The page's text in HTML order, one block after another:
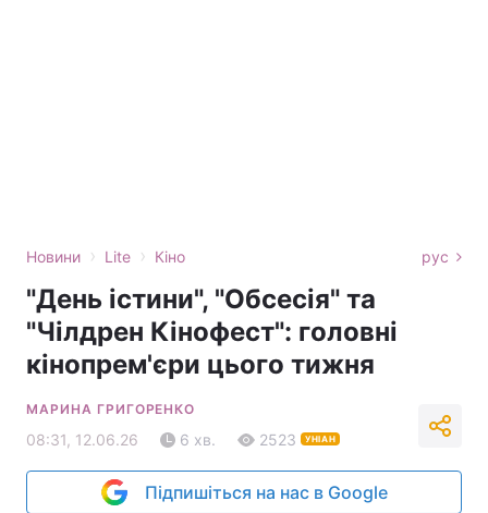
Новини › Lite › Кіно рус
"День істини", "Обсесія" та
"Чілдрен Кінофест": головні
кінопрем'єри цього тижня
МАРИНА ГРИГОРЕНКО
08:31, 12.06.26 6 хв. 2523 УНІАН
Підпишіться на нас в Google